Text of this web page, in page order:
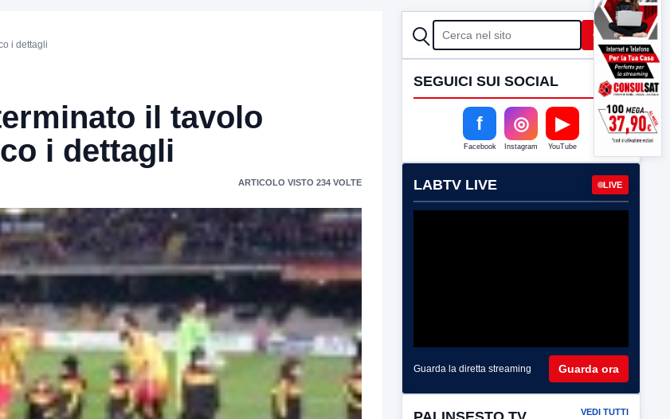
i dettagli
il tavolo
i dettagli
ARTICOLO VISTO 234 VOLTE
CERCA Cerca
SEGUICI SUI SOCIAL
f
Facebook
◎
Instagram
▶
YouTube
LABTV LIVE LIVE
Guarda la diretta streaming Guarda ora
VEDI TUTTI